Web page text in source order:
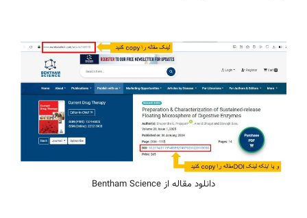
دانلود مقاله از Bentham Science